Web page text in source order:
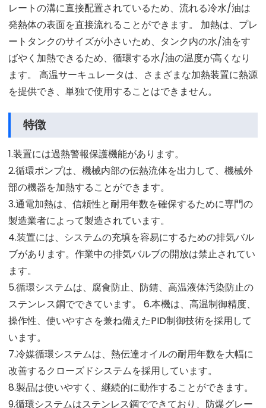
レートの溝に直接配置されているため、流れる冷水/油は
発熱体の表面を直接流れることができます。 加熱は、プレ
ートタンクのサイズが小さいため、タンク内の水/油をす
ばやく加熱できるため、循環する水/油の温度が高くなり
ます。 高温サーキュレータは、さまざまな加熱装置に熱源
を提供でき、単独で使用することはできません。
特徴
1.装置には過熱警報保護機能があります。
2.循環ポンプは、機械内部の伝熱流体を出力して、機械外
部の機器を加熱することができます。
3.通電加熱は、信頼性と耐用年数を確保するために専門の
製造業者によって製造されています。
4.装置には、システムの充填を容易にするための排気バル
ブがあります。作業中の排気バルブの開放は禁止されてい
ます。
5.循環システムは、腐食防止、防錆、高温液体汚染防止の
ステンレス鋼でできています。 6.本機は、高温制御精度、
操作性、使いやすさを兼ね備えたPID制御技術を採用して
います。
7.冷媒循環システムは、熱伝達オイルの耐用年数を大幅に
改善するクローズドシステムを採用しています。
8.製品は使いやすく、継続的に動作することができます。
9.循環システムはステンレス鋼でできており、防爆グレー